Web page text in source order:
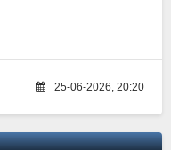
25-06-2026, 20:20